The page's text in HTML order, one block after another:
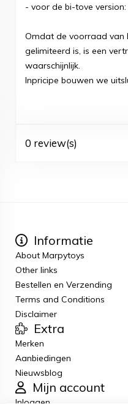
- voor de bi-tove
Omdat de voorraad van
gelimiteerd is, is een
waarschijnlijk.
Inpricipe bouwen we
0 review(s)
Informatie
About Marpytoys
Other links
Bestellen en Verzending
Terms and Conditions
Disclaimer
Extra
Merken
Aanbiedingen
Nieuwsblog
Mijn account